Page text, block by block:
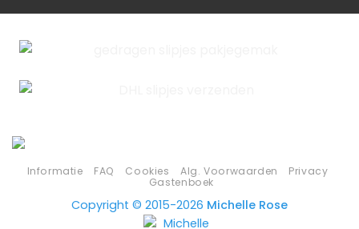
Informatie FAQ Cookies Alg. Voorwaarden
Privacy
Gastenboek
Copyright © 2015-2026 Michelle Rose